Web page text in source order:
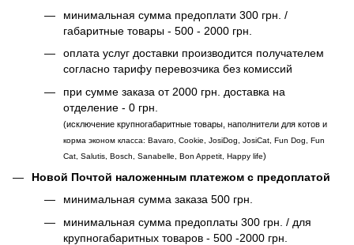
минимальная сумма предоплати 300 грн. /
габаритные товары - 500 - 2000 грн.
оплата услуг доставки производится получателем
согласно тарифу перевозчика без комиссий
при сумме заказа от 2000 грн. доставка на
отделение - 0 грн.
(исключение крупногабаритные товары, наполнители для котов и
корма эконом класса: Bavaro, Cookie, JosiDog, JosiCat, Fun Dog, Fun
Cat, Salutis, Bosch, Sanabelle, Bon Appetit, Happy life)
Новой Почтой наложенным платежом с предоплатой
минимальная сумма заказа 500 грн.
минимальная сумма предоплаты 300 грн. / для
крупногабаритных товаров - 500 -2000 грн.